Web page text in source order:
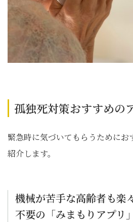
孤独死対策おすすめの
緊急時に気づいてもらうためにお
紹介します。
機械が苦手な高齢者も
不要の「みまもりアプリ」